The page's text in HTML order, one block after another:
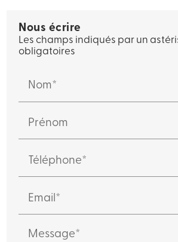
Nous écrire
Les champs indiqués par un
obligatoires
Nom*
Prénom
Téléphone*
Email*
Message*